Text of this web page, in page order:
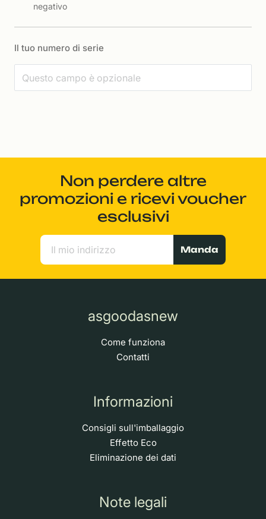
negativo
Il tuo numero di serie
Non perdere altre
promozioni e ricevi voucher
esclusivi
Manda
asgoodasnew
Come funziona
Contatti
Informazioni
Consigli sull'imballaggio
Effetto Eco
Eliminazione dei dati
Note legali